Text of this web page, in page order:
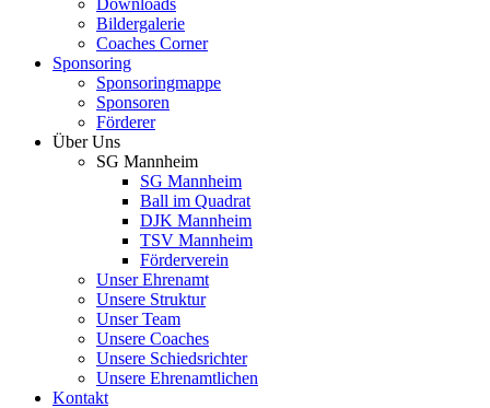
Downloads
Bildergalerie
Coaches Corner
Sponsoring
Sponsoringmappe
Sponsoren
Förderer
Über Uns
SG Mannheim
SG Mannheim
Ball im Quadrat
DJK Mannheim
TSV Mannheim
Förderverein
Unser Ehrenamt
Unsere Struktur
Unser Team
Unsere Coaches
Unsere Schiedsrichter
Unsere Ehrenamtlichen
Kontakt